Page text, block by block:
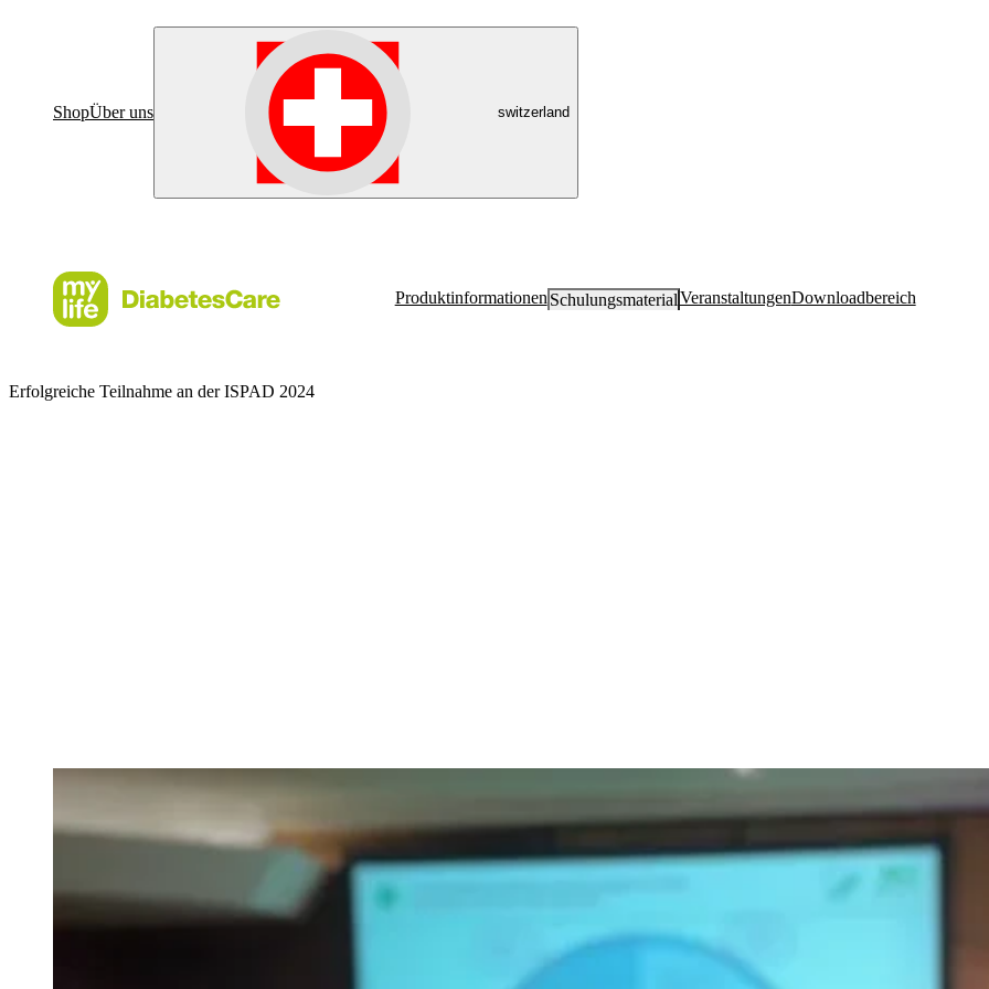
ShopÜber uns switzerland
Produktinformationen Schulungs­materialVeranstaltungenDownloadbereich
Erfolgreiche Teilnahme an der ISPAD 2024